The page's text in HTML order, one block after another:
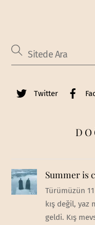
Twitter
Summer is
Türümüzün
kış değil, yaz
geldi. Kış